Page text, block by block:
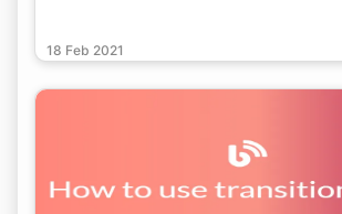
18 Feb 2021